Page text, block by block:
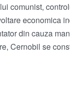
comunist,
economica
din cauza
Cernobil se